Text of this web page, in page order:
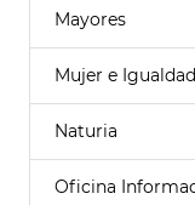
Mayores
Mujer e Igualdad
Naturia
Oficina